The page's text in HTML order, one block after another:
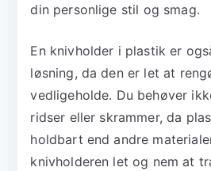
din personlige stil og smag.
En knivholder i plastik er
løsning, da den er let at
vedligeholde. Du behøver
ridser eller skrammer, da
holdbart end andre
knivholderen let og nem at